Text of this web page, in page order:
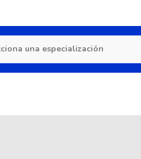
una especialización